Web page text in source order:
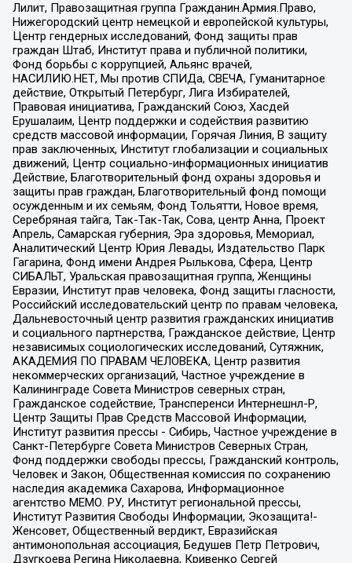
Лилит, Правозащитная группа Гражданин.Армия.Право,
Нижегородский центр немецкой и европейской культуры,
Центр гендерных исследований, Фонд защиты прав
граждан Штаб, Институт права и публичной политики,
Фонд борьбы с коррупцией, Альянс врачей,
НАСИЛИЮ.НЕТ, Мы против СПИДа, СВЕЧА, Гуманитарное
действие, Открытый Петербург, Лига Избирателей,
Правовая инициатива, Гражданский Союз, Хасдей
Ерушалаим, Центр поддержки и содействия развитию
средств массовой информации, Горячая Линия, В защиту
прав заключенных, Институт глобализации и социальных
движений, Центр социально-информационных инициатив
Действие, Благотворительный фонд охраны здоровья и
защиты прав граждан, Благотворительный фонд помощи
осужденным и их семьям, Фонд Тольятти, Новое время,
Серебряная тайга, Так-Так-Так, Сова, центр Анна, Проект
Апрель, Самарская губерния, Эра здоровья, Мемориал,
Аналитический Центр Юрия Левады, Издательство Парк
Гагарина, Фонд имени Андрея Рылькова, Сфера, Центр
СИБАЛЬТ, Уральская правозащитная группа, Женщины
Евразии, Институт прав человека, Фонд защиты гласности,
Российский исследовательский центр по правам человека,
Дальневосточный центр развития гражданских инициатив
и социального партнерства, Гражданское действие, Центр
независимых социологических исследований, Сутяжник,
АКАДЕМИЯ ПО ПРАВАМ ЧЕЛОВЕКА, Центр развития
некоммерческих организаций, Частное учреждение в
Калининграде Совета Министров северных стран,
Гражданское содействие, Трансперенси Интернешнл-Р,
Центр Защиты Прав Средств Массовой Информации,
Институт развития прессы - Сибирь, Частное учреждение в
Санкт-Петербурге Совета Министров Северных Стран,
Фонд поддержки свободы прессы, Гражданский контроль,
Человек и Закон, Общественная комиссия по сохранению
наследия академика Сахарова, Информационное
агентство МЕМО. РУ, Институт региональной прессы,
Институт Развития Свободы Информации, Экозащита!-
Женсовет, Общественный вердикт, Евразийская
антимонопольная ассоциация, Бедушев Петр Петрович,
Дзугкоева Регина Николаевна, Кривенко Сергей